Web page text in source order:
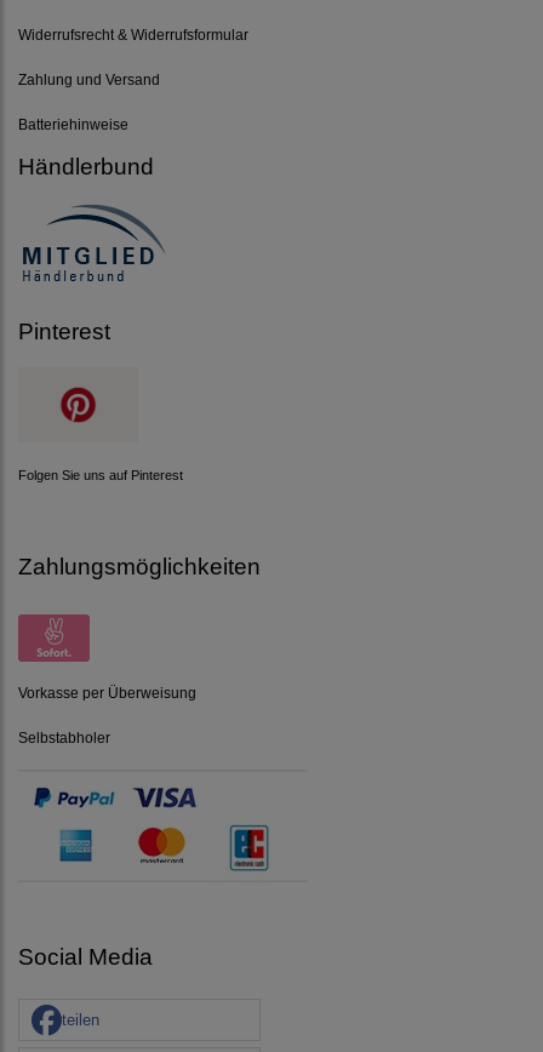
Widerrufsrecht & Widerrufsformular
Zahlung und Versand
Batteriehinweise
Händlerbund
Pinterest
Folgen Sie uns auf Pinterest
Zahlungsmöglichkeiten
Vorkasse per Überweisung
Selbstabholer
Social Media
teilen